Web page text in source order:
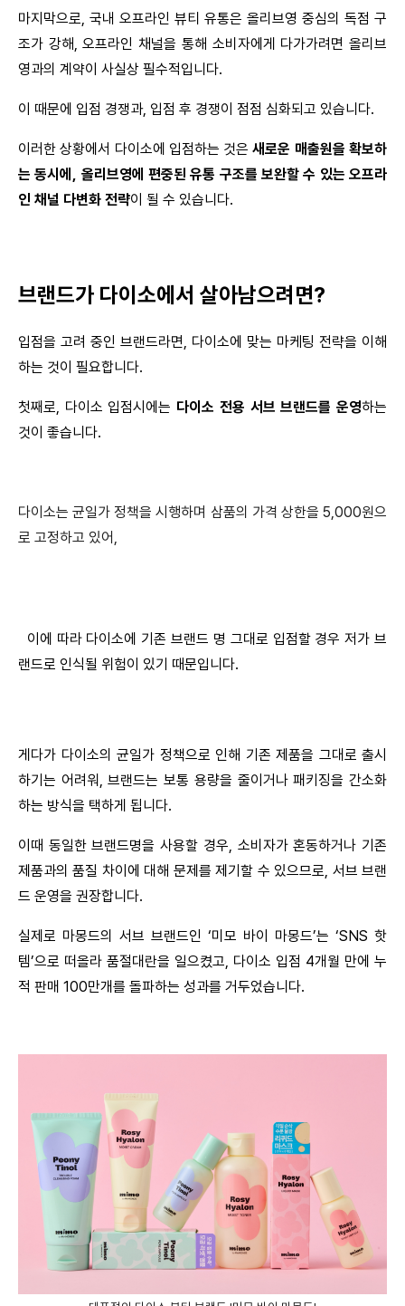
마지막으로, 국내 오프라인 뷰티 유통은 올리브영 중심의 독점 구
조가 강해, 오프라인 채널을 통해 소비자에게 다가가려면 올리브
영과의 계약이 사실상 필수적입니다.
이 때문에 입점 경쟁과, 입점 후 경쟁이 점점 심화되고 있습니다.
이러한 상황에서 다이소에 입점하는 것은 새로운 매출원을 확보하
는 동시에, 올리브영에 편중된 유통 구조를 보완할 수 있는 오프라
인 채널 다변화 전략이 될 수 있습니다.
브랜드가 다이소에서 살아남으려면?
입점을 고려 중인 브랜드라면, 다이소에 맞는 마케팅 전략을 이해
하는 것이 필요합니다.
첫째로, 다이소 입점시에는 다이소 전용 서브 브랜드를 운영하는
것이 좋습니다.
다이소는 균일가 정책을 시행하며 삼품의 가격 상한을 5,000원으
로 고정하고 있어,
이에 따라 다이소에 기존 브랜드 명 그대로 입점할 경우 저가 브
랜드로 인식될 위험이 있기 때문입니다.
게다가 다이소의 균일가 정책으로 인해 기존 제품을 그대로 출시
하기는 어려워, 브랜드는 보통 용량을 줄이거나 패키징을 간소화
하는 방식을 택하게 됩니다.
이때 동일한 브랜드명을 사용할 경우, 소비자가 혼동하거나 기존
제품과의 품질 차이에 대해 문제를 제기할 수 있으므로, 서브 브랜
드 운영을 권장합니다.
실제로 마몽드의 서브 브랜드인 ‘미모 바이 마몽드’는 ‘SNS 핫
템’으로 떠올라 품절대란을 일으켰고, 다이소 입점 4개월 만에 누
적 판매 100만개를 돌파하는 성과를 거두었습니다.